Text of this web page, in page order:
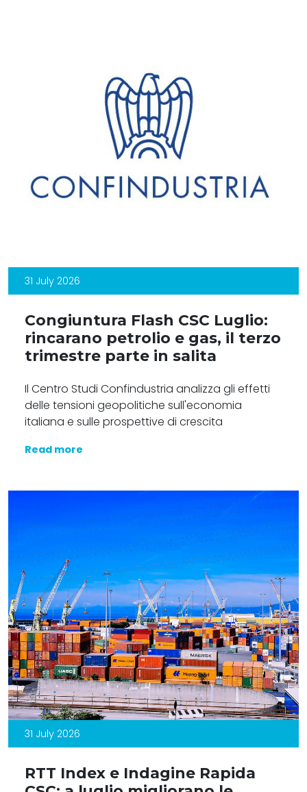
31 July 2026
Congiuntura Flash CSC Luglio:
rincarano petrolio e gas, il terzo
trimestre parte in salita
Il Centro Studi Confindustria analizza gli effetti
delle tensioni geopolitiche sull'economia
italiana e sulle prospettive di crescita
Read more
31 July 2026
RTT Index e Indagine Rapida